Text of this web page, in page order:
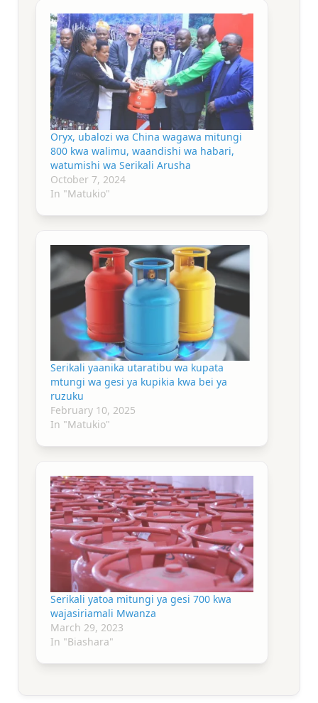
Oryx, ubalozi wa China wagawa mitungi
800 kwa walimu, waandishi wa habari,
watumishi wa Serikali Arusha
October 7, 2024
In "Matukio"
Serikali yaanika utaratibu wa kupata
mtungi wa gesi ya kupikia kwa bei ya
ruzuku
February 10, 2025
In "Matukio"
Serikali yatoa mitungi ya gesi 700 kwa
wajasiriamali Mwanza
March 29, 2023
In "Biashara"